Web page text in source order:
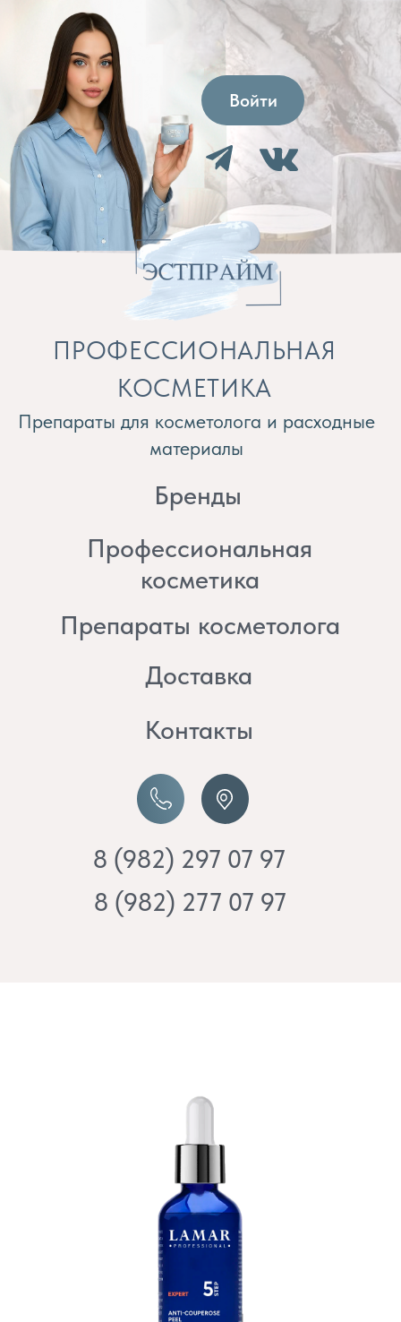
Препараты для косметолога и расходные
материалы
8 (982) 297 07 97
ПРОФЕССИОНАЛЬНАЯ
КОСМЕТИКА
Бренды
Профессиональная
Препараты косметолога
Доставка
8 (982) 277 07 97